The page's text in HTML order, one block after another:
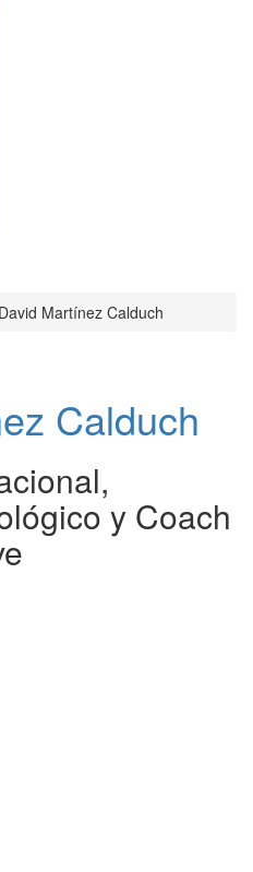
David Martínez Calduch
Calduch
y Coach